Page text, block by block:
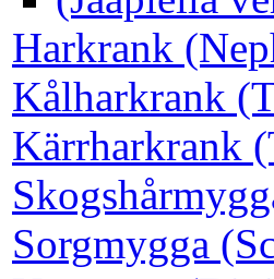
Harkrank
Kålharkrank
Kärrharkrank
Sorgmygga